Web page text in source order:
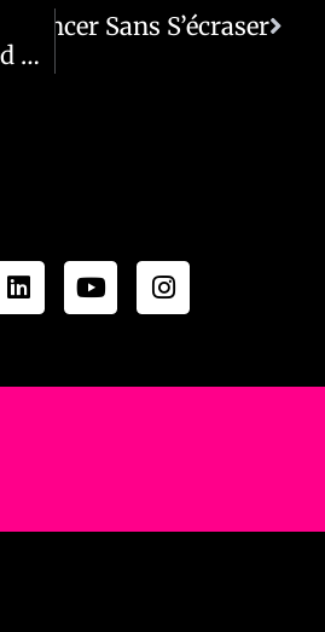
Reprendre Pied Quand Tout Vacille
Sans S’écraser